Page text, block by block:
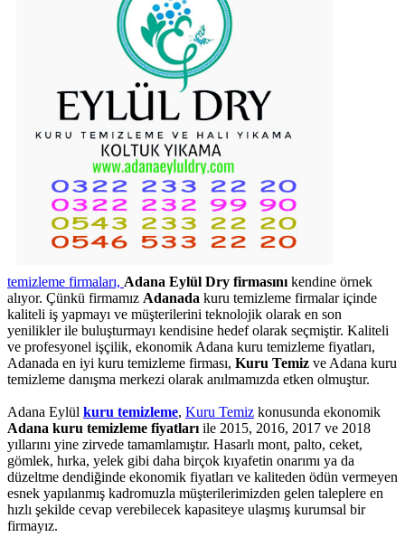
temizleme firmaları, Adana Eylül Dry firmasını kendine örnek
alıyor. Çünkü firmamız Adanada kuru temizleme firmalar içinde
kaliteli iş yapmayı ve müşterilerini teknolojik olarak en son
yenilikler ile buluşturmayı kendisine hedef olarak seçmiştir. Kaliteli
ve profesyonel işçilik, ekonomik Adana kuru temizleme fiyatları,
Adanada en iyi kuru temizleme firması, Kuru Temiz ve Adana kuru
temizleme danışma merkezi olarak anılmamızda etken olmuştur.
Adana Eylül kuru temizleme, Kuru Temiz konusunda ekonomik
Adana kuru temizleme fiyatları ile 2015, 2016, 2017 ve 2018
yıllarını yine zirvede tamamlamıştır. Hasarlı mont, palto, ceket,
gömlek, hırka, yelek gibi daha birçok kıyafetin onarımı ya da
düzeltme dendiğinde ekonomik fiyatları ve kaliteden ödün vermeyen
esnek yapılanmış kadromuzla müşterilerimizden gelen taleplere en
hızlı şekilde cevap verebilecek kapasiteye ulaşmış kurumsal bir
firmayız.